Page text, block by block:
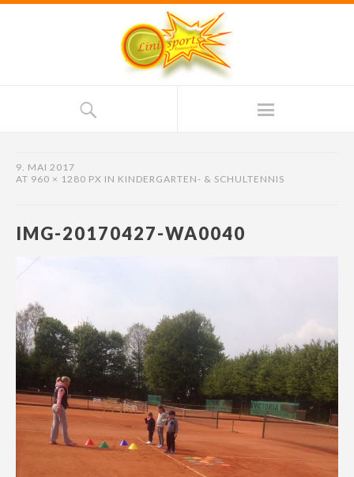
9. MAI 2017
AT 960 × 1280 PX IN KINDERGARTEN- & SCHULTENNIS
IMG-20170427-WA0040